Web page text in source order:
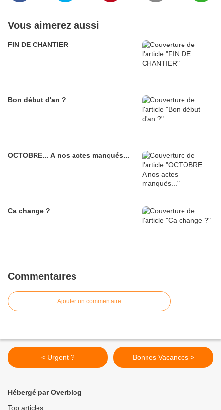
Vous aimerez aussi
FIN DE CHANTIER
Bon début d'an ?
OCTOBRE... A nos actes manqués...
Ca change ?
Commentaires
Ajouter un commentaire
< Urgent ? Bonnes Vacances >
Hébergé par Overblog
Top articles